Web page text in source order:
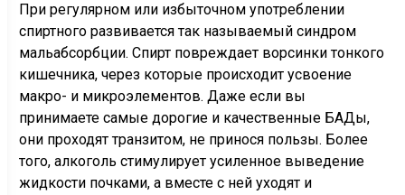
При регулярном или избыточном употреблении
спиртного развивается так называемый синдром
мальабсорбции. Спирт повреждает ворсинки тонкого
кишечника, через которые происходит усвоение
макро- и микроэлементов. Даже если вы
принимаете самые дорогие и качественные БАДы,
они проходят транзитом, не принося пользы. Более
того, алкоголь стимулирует усиленное выведение
жидкости почками, а вместе с ней уходят и